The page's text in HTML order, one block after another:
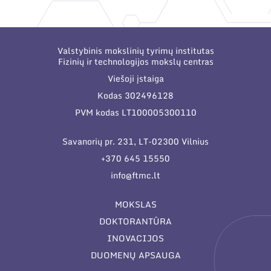
organizacijose bei asociacijose
Valstybinis mokslinių tyrimų institutas
Fizinių ir technologijos mokslų centras
Viešoji įstaiga
Kodas 302496128
PVM kodas LT100005300110
Savanorių pr. 231, LT-02300 Vilnius
+370 645 15550
info@ftmc.lt
MOKSLAS
DOKTORANTŪRA
INOVACIJOS
DUOMENŲ APSAUGA